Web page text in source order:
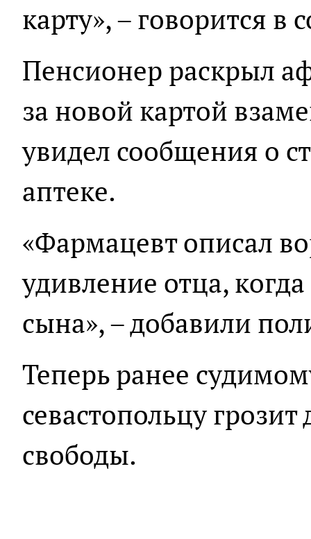
карту», – говорится в
Пенсионер раскрыл
за новой картой
увидел сообщения о
аптеке.
«Фармацевт описал
удивление отца,
сына», – добавили
Теперь ранее
севастопольцу
свободы.